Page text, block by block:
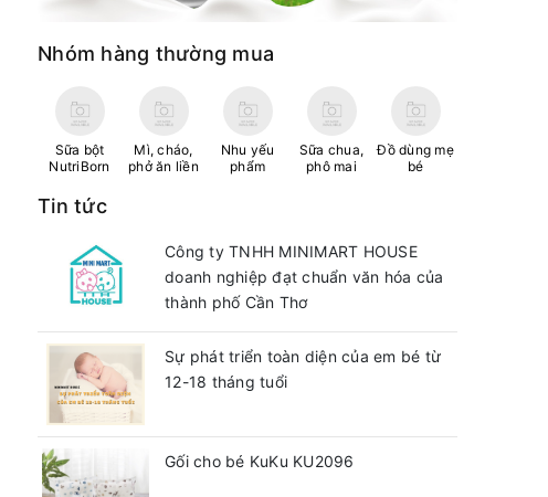
Nhóm hàng thường mua
Sữa bột
NutriBorn
Mì, cháo,
phở ăn liền
Nhu yếu
phẩm
Sữa chua,
phô mai
Đồ dùng mẹ
bé
Tin tức
Công ty TNHH MINIMART HOUSE
doanh nghiệp đạt chuẩn văn hóa của
thành phố Cần Thơ
Sự phát triển toàn diện của em bé từ
12-18 tháng tuổi
Gối cho bé KuKu KU2096